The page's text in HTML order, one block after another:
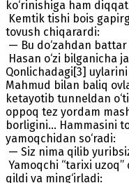
ko‘rinishiga ham
Kemtik tishi bois
tovush chiqarardi:
— Bu do‘zahdan
Hasan o‘zi bilganicha
Qonlichadagi[3] uylarini
Mahmud bilan baliq
ketayotib tunneldan
oppoq tez yordam
borligini… Hammasini
yamoqchidan so‘radi:
— Siz nima qilib
Yamoqchi “tarixi
qildi va ming‘irladi: